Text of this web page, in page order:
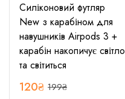
Силіконовий футляр
New з карабіном для
навушників Airpods 3 +
карабін накопичує світло
та світиться
199₴
120₴